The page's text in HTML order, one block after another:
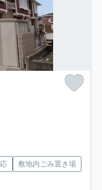
敷地内ごみ置き場